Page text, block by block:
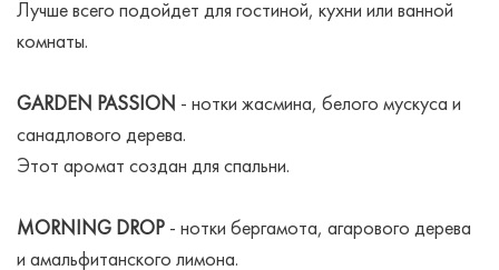
Лучше всего подойдет для гостиной, кухни или ванной
комнаты.
GARDEN PASSION - нотки жасмина, белого мускуса и
санадлового дерева.
Этот аромат создан для спальни.
MORNING DROP - нотки бергамота, агарового дерева
и амальфитанского лимона.